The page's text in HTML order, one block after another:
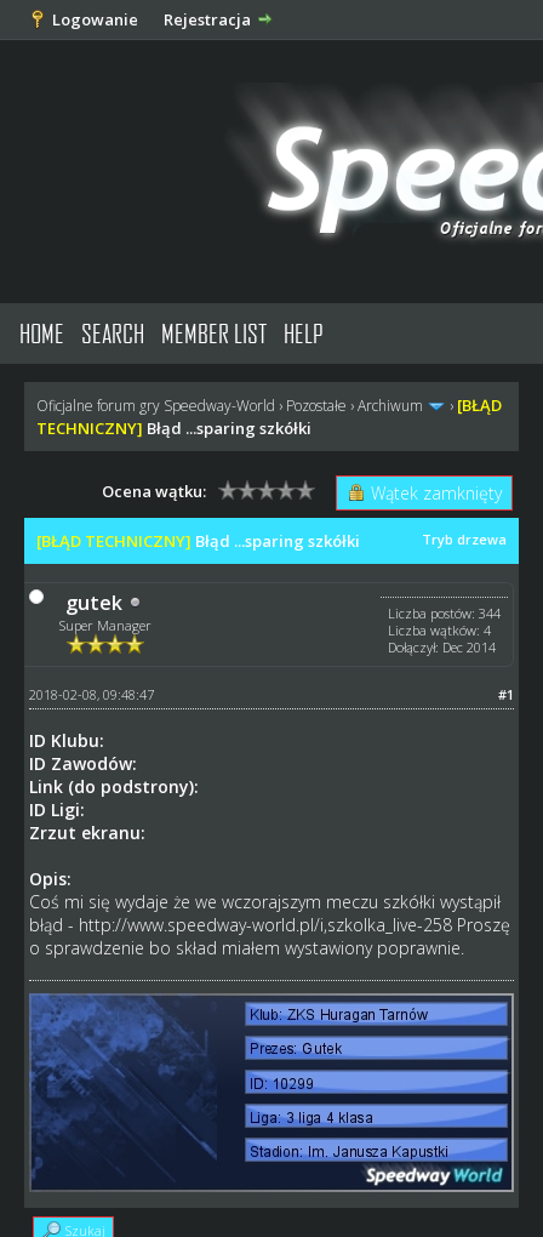
Logowanie Rejestracja
HOME SEARCH MEMBER LIST HELP
Oficjalne forum gry Speedway-World › Pozostałe ›Archiwum › [BŁĄD
TECHNICZNY] Błąd ...sparing szkółki
Wątek zamknięty
Ocena wątku:
Tryb drzewa
[BŁĄD TECHNICZNY] Błąd ...sparing szkółki
gutek
Super Manager
Liczba postów: 344
Liczba wątków: 4
Dołączył: Dec 2014
#1
2018-02-08, 09:48:47
ID Klubu:
ID Zawodów:
Link (do podstrony):
ID Ligi:
Zrzut ekranu:
Opis:
Coś mi się wydaje że we wczorajszym meczu szkółki wystąpił
błąd - http://www.speedway-world.pl/i,szkolka_live-258Proszę
o sprawdzenie bo skład miałem wystawiony poprawnie.
Szukaj